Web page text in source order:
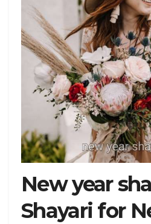
New year
Shayari for